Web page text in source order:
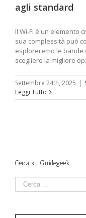
agli standard
Il Wi-Fi è un elemento
sua complessità può
esploreremo le bande
scegliere la migliore
Settembre 24th, 2025 |
Leggi Tutto
Cerca su Guidegeek…